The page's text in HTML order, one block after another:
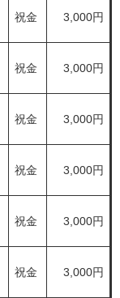
祝金 3,000円
祝金 3,000円
祝金 3,000円
祝金 3,000円
祝金 3,000円
祝金 3,000円